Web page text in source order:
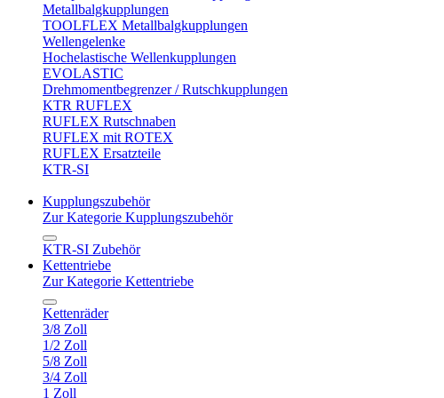
Metallbalgkupplungen
TOOLFLEX Metallbalgkupplungen
Wellengelenke
Hochelastische Wellenkupplungen
EVOLASTIC
Drehmomentbegrenzer / Rutschkupplungen
KTR RUFLEX
RUFLEX Rutschnaben
RUFLEX mit ROTEX
RUFLEX Ersatzteile
KTR-SI
Kupplungszubehör
Zur Kategorie Kupplungszubehör
KTR-SI Zubehör
Kettentriebe
Zur Kategorie Kettentriebe
Kettenräder
3/8 Zoll
1/2 Zoll
5/8 Zoll
3/4 Zoll
1 Zoll